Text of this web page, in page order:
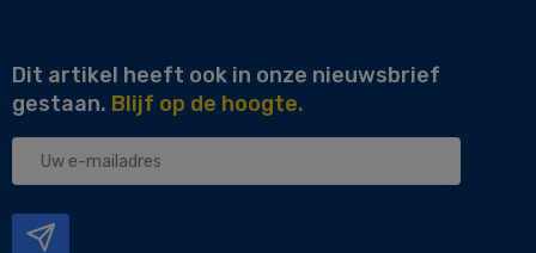
Dit artikel heeft ook in onze nieuwsbrief
gestaan. Blijf op de hoogte.
Uw